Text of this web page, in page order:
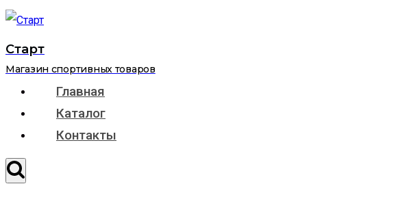
Перейти
содержимому
Старт
Магазин спортивных товаров
Главная
Каталог
Контакты